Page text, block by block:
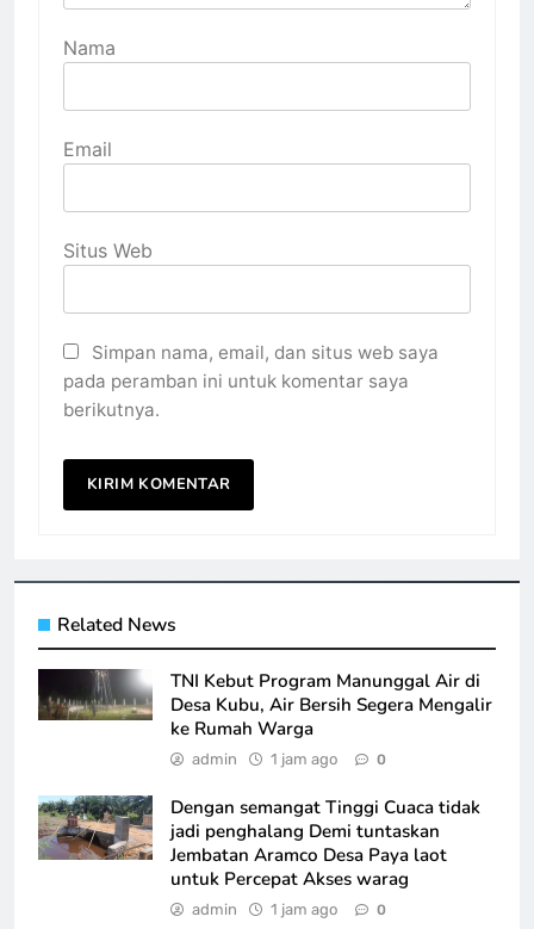
Nama
Email
Situs Web
Simpan nama, email, dan situs web saya
pada peramban ini untuk komentar saya
berikutnya.
Related News
TNI Kebut Program Manunggal Air di
Desa Kubu, Air Bersih Segera Mengalir
ke Rumah Warga
admin 1 jam ago 0
Dengan semangat Tinggi Cuaca tidak
jadi penghalang Demi tuntaskan
Jembatan Aramco Desa Paya laot
untuk Percepat Akses warag
admin 1 jam ago 0